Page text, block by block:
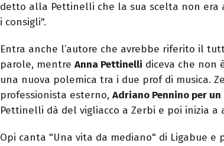
detto alla Pettinelli che la sua scelta non era
i consigli".
Entra anche l’autore che avrebbe riferito il
parole, mentre Anna Pettinelli diceva che non
una nuova polemica tra i due prof di musica.
professionista esterno, Adriano Pennino per un
Pettinelli dà del vigliacco a Zerbi e poi inizia a
Opi canta "Una vita da mediano" di Ligabue e